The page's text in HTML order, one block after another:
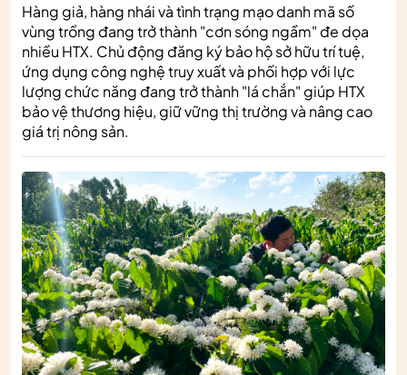
Hàng giả, hàng nhái và tình trạng mạo danh mã số
vùng trồng đang trở thành "cơn sóng ngầm" đe dọa
nhiều HTX. Chủ động đăng ký bảo hộ sở hữu trí tuệ,
ứng dụng công nghệ truy xuất và phối hợp với lực
lượng chức năng đang trở thành "lá chắn" giúp HTX
bảo vệ thương hiệu, giữ vững thị trường và nâng cao
giá trị nông sản.